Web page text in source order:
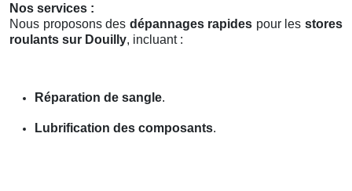
Nos services :
Nous proposons des dépannages rapides pour lesstores
roulants sur Douilly, incluant :
Réparation de sangle.
Lubrification des composants.